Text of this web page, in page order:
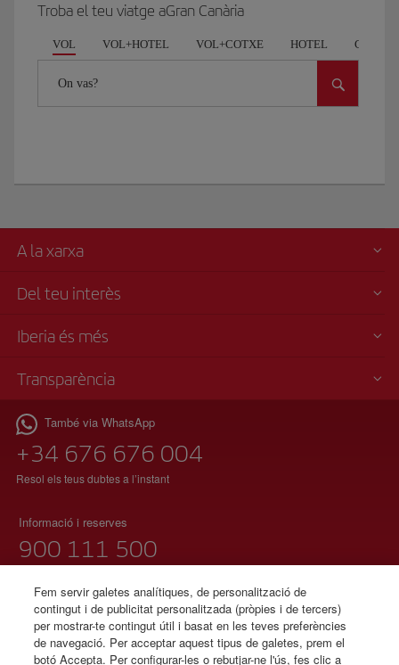
Troba el teu viatge aGran Canària
VOL VOL+HOTEL VOL+COTXE HOTEL COCHE
On vas?
A la xarxa
Del teu interès
Iberia és més
Transparència
També via WhatsApp
+34 676 676 004
Resol els teus dubtes a l’instant
Informació i reserves
900 111 500
Dilluns a diumenge 00:00 – 24:00h
91 333 67 01
(telèfon local sense tarifació adicional)
Fem servir galetes analítiques, de personalització de
contingut i de publicitat personalitzada (pròpies i de tercers)
per mostrar-te contingut útil i basat en les teves preferències
de navegació. Per acceptar aquest tipus de galetes, prem el
botó Accepta. Per configurar-les o rebutjar-ne l'ús, fes clic a